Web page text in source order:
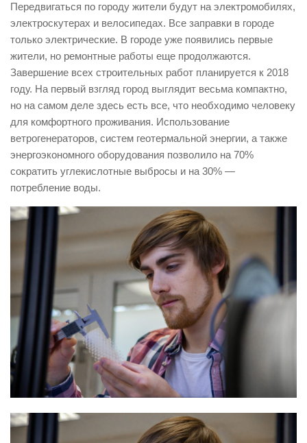
Передвигаться по городу жители будут на электромобилях,
электроскутерах и велосипедах. Все заправки в городе
только электрические. В городе уже появились первые
жители, но ремонтные работы еще продолжаются.
Завершение всех строительных работ планируется к 2018
году. На первый взгляд город выглядит весьма компактно,
но на самом деле здесь есть все, что необходимо человеку
для комфортного проживания. Использование
ветрогенераторов, систем геотермальной энергии, а также
энергоэкономного оборудования позволило на 70%
сократить углекислотные выбросы и на 30% —
потребление воды.